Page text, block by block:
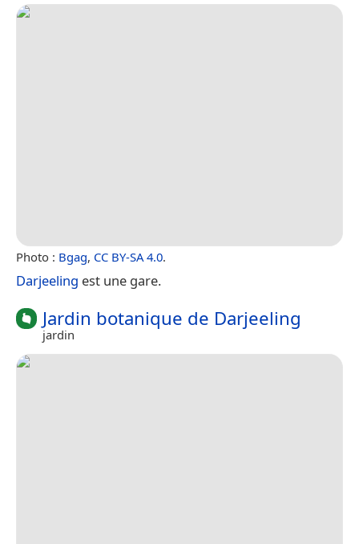
Photo : Bgag, CC BY-SA 4.0.
Darjeeling est une gare.
Jardin botanique de Darjeeling
jardin